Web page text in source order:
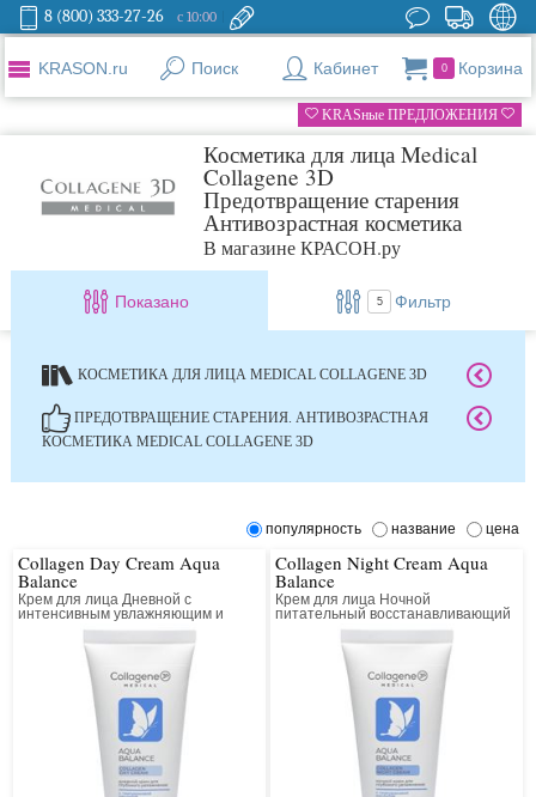
8 (800) 333-27-26 с 10:00
KRASON.ru Поиск Кабинет 0 Корзина
KRASные ПРЕДЛОЖЕНИЯ
Косметика для лица Medical
Collagene 3D
Предотвращение старения
Антивозрастная косметика
В магазине КРАСОН.ру
Показано 5 Фильтр
КОСМЕТИКА ДЛЯ ЛИЦА MEDICAL COLLAGENE 3D
ПРЕДОТВРАЩЕНИЕ СТАРЕНИЯ. АНТИВОЗРАСТНАЯ
КОСМЕТИКА MEDICAL COLLAGENE 3D
популярность название цена
Collagen Day Cream Aqua
Balance
Крем для лица Дневной с
интенсивным увлажняющим и
лифтинг действием
Collagen Night Cream Aqua
Balance
Крем для лица Ночной
питательный восстанавливающий